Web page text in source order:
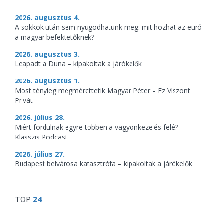
2026. augusztus 4.
A sokkok után sem nyugodhatunk meg: mit hozhat az euró
a magyar befektetőknek?
2026. augusztus 3.
Leapadt a Duna – kipakoltak a járókelők
2026. augusztus 1.
Most tényleg megmérettetik Magyar Péter – Ez Viszont
Privát
2026. július 28.
Miért fordulnak egyre többen a vagyonkezelés felé?
Klasszis Podcast
2026. július 27.
Budapest belvárosa katasztrófa – kipakoltak a járókelők
TOP 24